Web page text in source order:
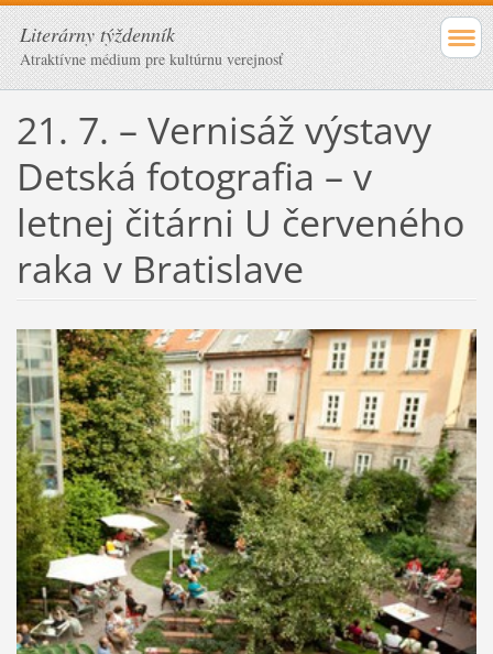
Literárny týždenník
Atraktívne médium pre kultúrnu verejnosť
21. 7. – Vernisáž výstavy
Detská fotografia – v
letnej čitárni U červeného
raka v Bratislave